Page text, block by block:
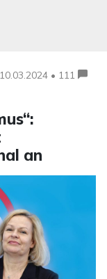
10.03.2024 • 111
an